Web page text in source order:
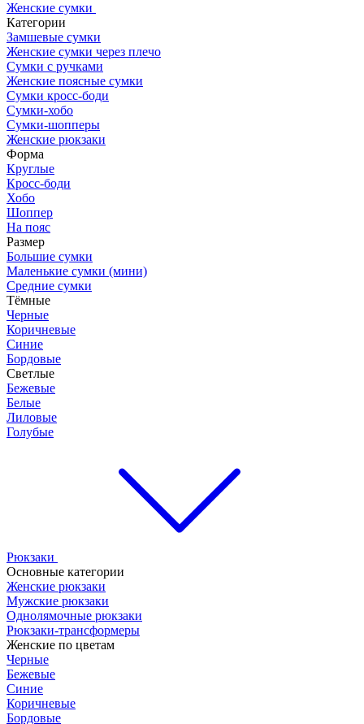
Женские сумки
Категории
Замшевые сумки
Женские сумки через плечо
Сумки с ручками
Женские поясные сумки
Сумки кросс-боди
Сумки-хобо
Сумки-шопперы
Женские рюкзаки
Форма
Круглые
Кросс-боди
Хобо
Шоппер
На пояс
Размер
Большие сумки
Маленькие сумки (мини)
Средние сумки
Тёмные
Черные
Коричневые
Синие
Бордовые
Светлые
Бежевые
Белые
Лиловые
Голубые
Рюкзаки
Основные категории
Женские рюкзаки
Мужские рюкзаки
Однолямочные рюкзаки
Рюкзаки-трансформеры
Женские по цветам
Черные
Бежевые
Синие
Коричневые
Бордовые